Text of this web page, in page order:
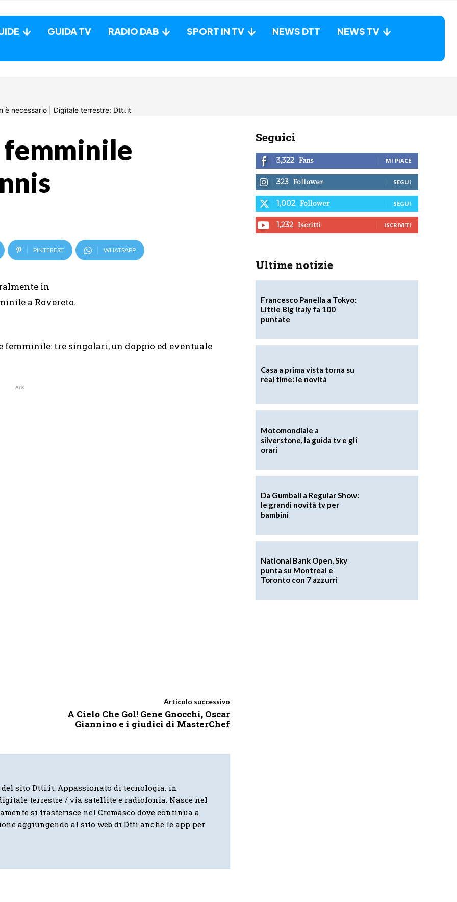
GUIDA TV RADIO DAB SPORT IN TV NEWS DTT
NEWS TV
femminile
PINTEREST WHATSAPP
in
a Rovereto.
femminile: tre singolari, un doppio ed eventuale
Ads
Articolo successivo
A Cielo Che Gol! Gene Gnocchi, Oscar
Giannino e i giudici di MasterChef
sito Dtti.it. Appassionato di tecnologia, in
terrestre / via satellite e radiofonia. Nasce nel
si trasferisce nel Cremasco dove continua a
aggiungendo al sito web di Dtti anche le app per
Seguici
3,322 Fans MI PIACE
323 Follower SEGUI
1,002 Follower SEGUI
1,232 Iscritti ISCRIVITI
Ultime notizie
Francesco Panella a Tokyo:
Little Big Italy fa 100
puntate
Casa a prima vista torna su
real time: le novità
Motomondiale a
silverstone, la guida tv e gli
orari
Da Gumball a Regular Show:
le grandi novità tv per
bambini
National Bank Open, Sky
punta su Montreal e
Toronto con 7 azzurri